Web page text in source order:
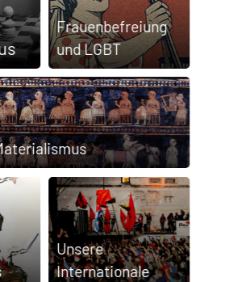
Frauen­befreiung
und LGBT
Unsere
Internationale